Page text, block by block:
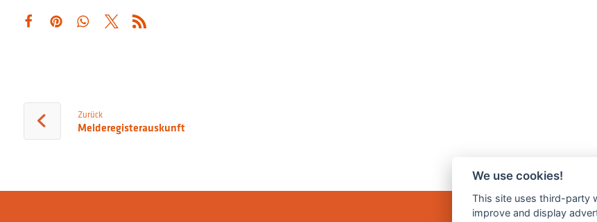
Zurück
Melderegisterauskunft
We use cookies!
This site uses third-party
improve and display